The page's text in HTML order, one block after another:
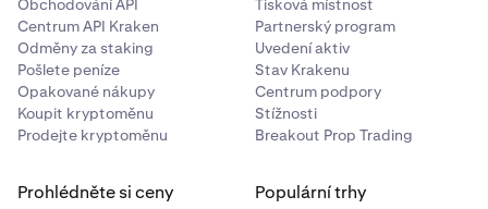
• AUD
• CAD
• JPY
• CHF
• ETH
margin, zadejte stejnou částku jako u otevírací
objednávky. Pokud provedete objednávku uzavírací
transakce na větší objem, než je vaše spotová pozice na
margin, efektivně vytvoříte novou spotovou pozici na
margin na opačné straně (tomu se říká „překlopení“
pozice).
Funkce „nulového objemu“
Obchodování API
Centrum API Kraken
Odměny za staking
Pošlete peníze
Opakované nákupy
Koupit kryptoměnu
Prodejte kryptoměnu
Tisková místnost
Partnerský program
Uvedení aktiv
Stav Krakenu
Centrum podpory
Stížnosti
Breakout Prop Trading
Prohlédněte si ceny Populární trhy